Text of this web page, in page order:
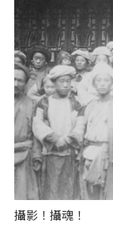
攝影！攝魂！